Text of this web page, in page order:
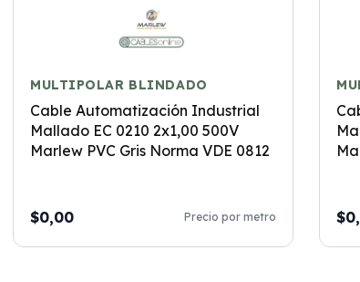
MULTIPOLAR BLINDADO
Cable Automatización Industrial
Mallado EC 0210 2x1,00 500V
Marlew PVC Gris Norma VDE 0812
$0,00 Precio por metro